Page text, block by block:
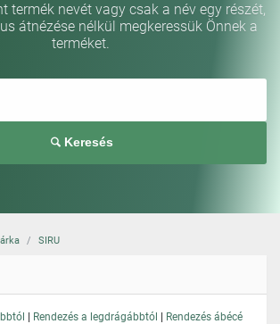
termék nevét vagy csak a név egy részét,
átnézése nélkül megkeressük Önnek a
terméket.
Keresés
SIRU
| Rendezés a legdrágábbtól | Rendezés ábécé